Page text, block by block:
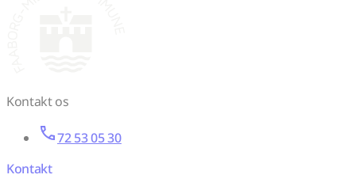
Kontakt os
72 53 05 30
Kontakt